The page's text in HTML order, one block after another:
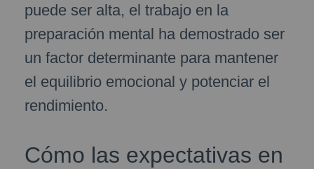
puede ser alta, el trabajo en la
preparación mental ha demostrado ser
un factor determinante para mantener
el equilibrio emocional y potenciar el
rendimiento.
Cómo las expectativas en